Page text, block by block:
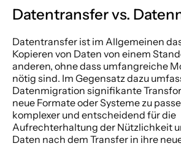
Datentransfer vs.
Datentransfer ist im Allgemeinen
Kopieren von Daten von einem
anderen, ohne dass umfangreiche
nötig sind. Im Gegensatz dazu
Datenmigration signifikante
neue Formate oder Systeme zu
komplexer und entscheidend für die
Aufrechterhaltung der Nützlichkeit
Daten nach dem Transfer in ihre